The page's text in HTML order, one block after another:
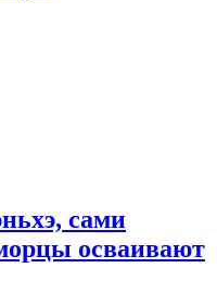
сами
осваивают